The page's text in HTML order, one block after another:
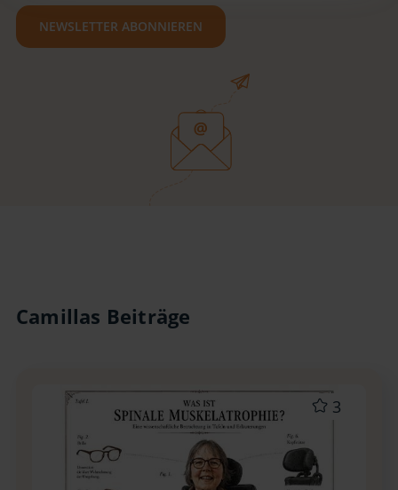
NEWSLETTER ABONNIEREN
Camillas Beiträge
3